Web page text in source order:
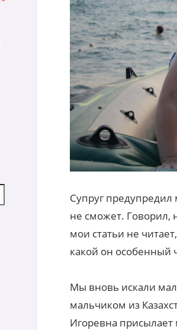
Супруг предупредил
не сможет. Говорил,
мои статьи не
какой он особенный
Мы вновь искали
мальчиком из
Игоревна